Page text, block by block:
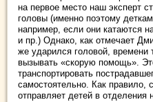
на первое место наш эксперт
головы (именно поэтому
например, если они катаются
и пр.) Однако, как отмечает
же ударился головой, времени
вызывать «скорую помощь».
транспортировать
самостоятельно. Как правило,
отправляет детей в отделения